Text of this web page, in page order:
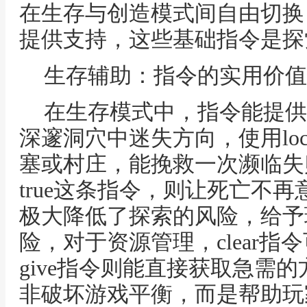
在生存与创造模式间自由切
提供支持，这些基础指令是
生存辅助：指令的实用价值
在生存模式中，指令能提
深邃洞穴中迷失方向，使用
塞或村庄，能挽救一次濒临
true这条指令，则让死亡不再
极大降低了探索的风险，给
险，对于资源管理，clear指
give指令则能直接获取急需
非破坏游戏平衡，而是帮助